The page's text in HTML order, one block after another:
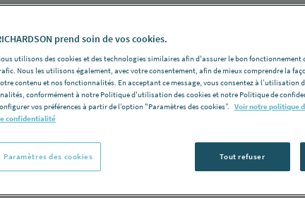
prend soin de vos cookies.
utilisons des cookies et des technologies similaires afin d'assurer le bon fonctionnement
Nous les utilisons également, avec votre consentement, afin de mieux comprendre la
contenu et nos fonctionnalités. En acceptant ce message, vous consentez à l’utilisation
conformément à notre Politique d'utilisation des cookies et notre Politique de
vos préférences à partir de l’option "Paramètres des cookies”. Voir notre politique
confidentialité
Tout refuser
Paramètres des cookies